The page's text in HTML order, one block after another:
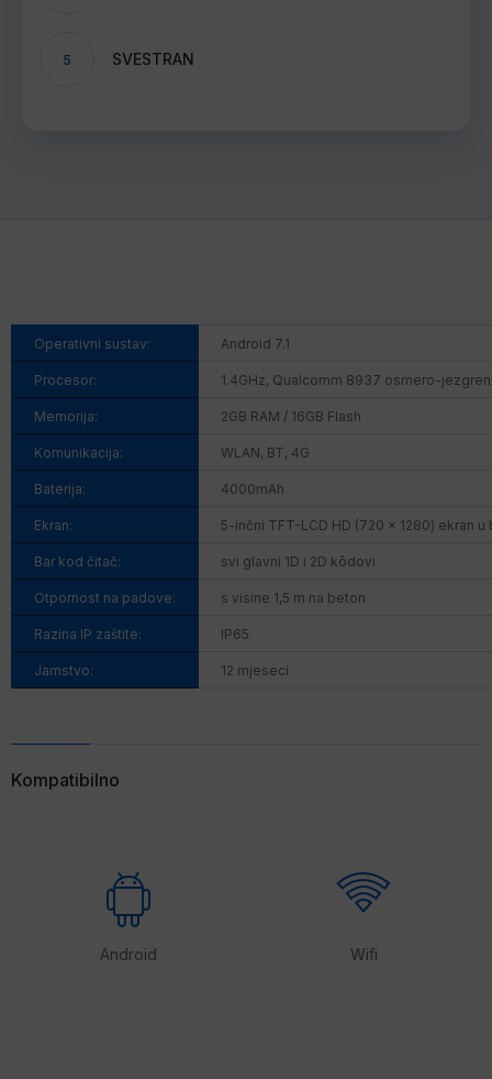
5 SVESTRAN
Operativni sustav: Android 7.1
Procesor: 1.4GHz, Qualcomm 8937 osmero-
Memorija: 2GB RAM / 16GB Flash
Komunikacija: WLAN, BT, 4G
Baterija: 4000mAh
Ekran: 5-inčni TFT-LCD HD (720 x 1280) ekran u
Bar kod čitač: svi glavni 1D i 2D kôdovi
Otpornost na padove: s visine 1,5 m na beton
Razina IP zaštite: IP65
Jamstvo: 12 mjeseci
Kompatibilno
Android Wifi